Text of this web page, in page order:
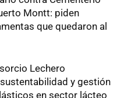
Montt: piden
que quedaron al
Lechero
y gestión
en sector lácteo